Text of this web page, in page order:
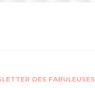
DES FABULEUSES